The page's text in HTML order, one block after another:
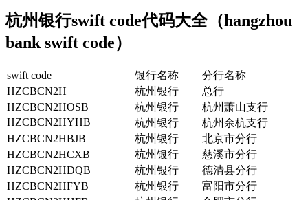
杭州银行swift code代码大全（hangzhou
bank swift code）
swift code 银行名称
分行名称
HZCBCN2H
杭州银行
总行
HZCBCN2HOSB
杭州银行
杭州萧山支行
HZCBCN2HYHB
杭州银行
杭州余杭支行
HZCBCN2HBJB
杭州银行
北京市分行
HZCBCN2HCXB
杭州银行
慈溪市分行
HZCBCN2HDQB
杭州银行
德清县分行
HZCBCN2HFYB
杭州银行
富阳市分行